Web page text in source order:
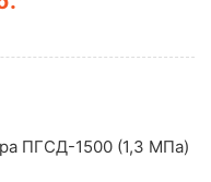
ПГСД-1500 (1,3 МПа)